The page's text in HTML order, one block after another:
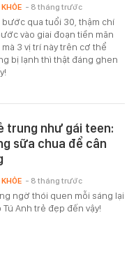
bước qua tuổi 30, thậm chí
vào giai đoạn tiền mãn
mà 3 vị trí này trên cơ thể
bị lạnh thì thật đáng ghen
- 8 tháng trước
trung như gái teen:
sữa chua để cân
ngờ thói quen mỗi sáng lại
Tú Anh trẻ đẹp đến vậy!
- 8 tháng trước